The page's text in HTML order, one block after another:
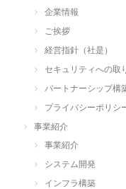
企業情報
ご挨拶
経営指針（社是）
セキュリティへの取
パートナーシップ構
プライバシーポリシ
事業紹介
事業紹介
システム開発
インフラ構築